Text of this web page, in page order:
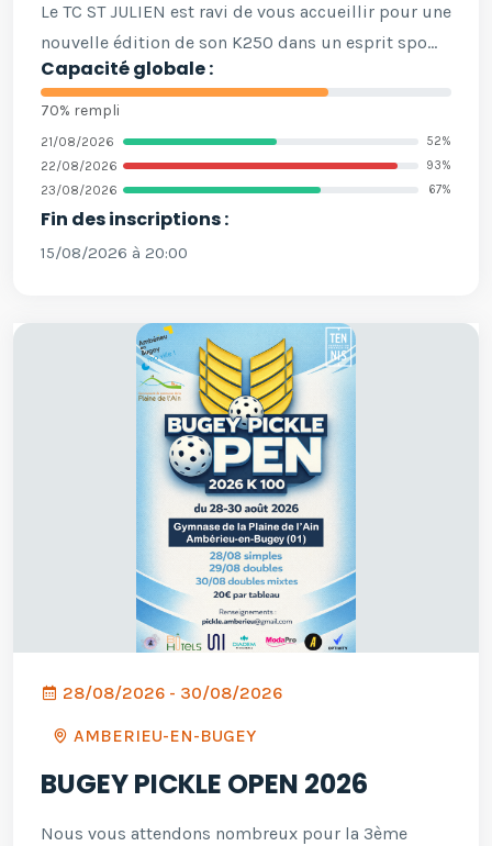
Le TC ST JULIEN est ravi de vous accueillir pour une
nouvelle édition de son K250 dans un esprit spo...
Capacité globale :
70% rempli
21/08/2026 52%
22/08/2026 93%
23/08/2026 67%
Fin des inscriptions :
15/08/2026 à 20:00
28/08/2026 - 30/08/2026
AMBERIEU-EN-BUGEY
BUGEY PICKLE OPEN 2026
Nous vous attendons nombreux pour la 3ème